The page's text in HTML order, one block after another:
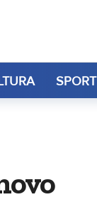
SPORT